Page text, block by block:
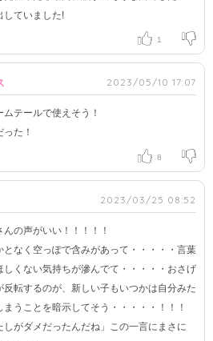
していました!
1
2023/05/10 17:07
テールで使えそう！
た！
8
2023/03/25 08:52
んの声がいい！！！！！
となく空っぽで含みがあって・・・・・言葉
しくない気持ちが滲んでて・・・・・おさげ
反転するのが、新しい子もいつかは自分みた
まうことを暗示してそう・・・・・！！！
しがダメだったんだね」この一言にまさに